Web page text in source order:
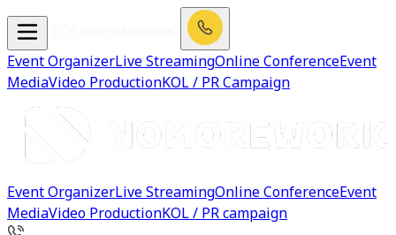
Event OrganizerLive StreamingOnline ConferenceEvent
MediaVideo ProductionKOL / PR Campaign
Event OrganizerLive StreamingOnline ConferenceEvent
MediaVideo ProductionKOL / PR campaign